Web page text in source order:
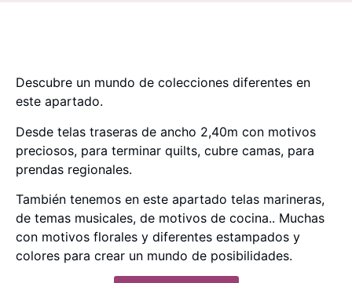
Descubre un mundo de colecciones diferentes en
este apartado.
Desde telas traseras de ancho 2,40m con motivos
preciosos, para terminar quilts, cubre camas, para
prendas regionales.
También tenemos en este apartado telas marineras,
de temas musicales, de motivos de cocina.. Muchas
con motivos florales y diferentes estampados y
colores para crear un mundo de posibilidades.